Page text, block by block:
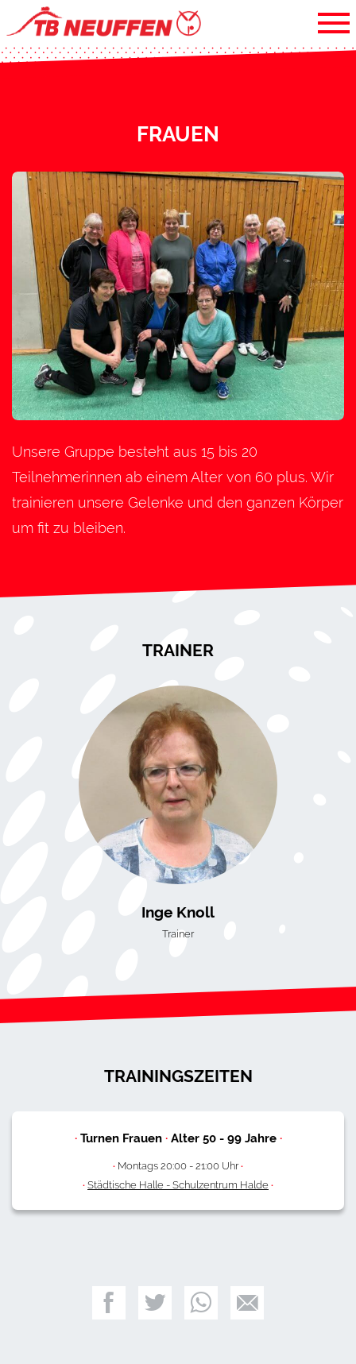
FRAUEN
Unsere Gruppe besteht aus 15 bis 20
Teilnehmerinnen ab einem Alter von 60 plus. Wir
trainieren unsere Gelenke und den ganzen Körper
um fit zu bleiben.
TRAINER
Inge Knoll
Trainer
TRAININGSZEITEN
·Turnen Frauen ·Alter 50- 99Jahre ·
· Montags 20:00 - 21:00 Uhr·
·Städtische Halle - Schulzentrum Halde·